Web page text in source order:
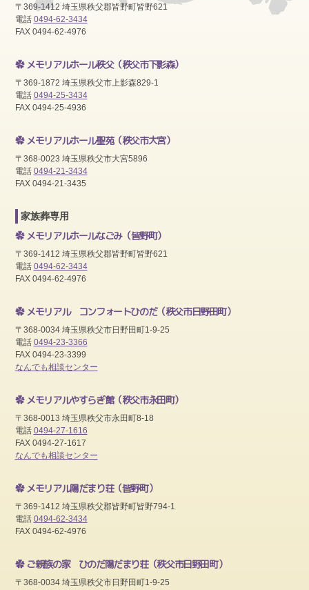
〒369-1412 埼玉県秩父郡皆野町皆野621
電話 0494-62-3434
FAX 0494-62-4976
メモリアルホール秩父（秩父市下影森）
〒369-1872 埼玉県秩父市上影森829-1
電話 0494-25-3434
FAX 0494-25-4936
メモリアルホール聖苑（秩父市大宮）
〒368-0023 埼玉県秩父市大宮5896
電話 0494-21-3434
FAX 0494-21-3435
家族葬専用
メモリアルホールなごみ（皆野町）
〒369-1412 埼玉県秩父郡皆野町皆野621
電話 0494-62-3434
FAX 0494-62-4976
メモリアル コンフォートひのだ（秩父市日野田町）
〒368-0034 埼玉県秩父市日野田町1-9-25
電話 0494-23-3366
FAX 0494-23-3399
なんでも相談センター
メモリアルやすらぎ館（秩父市永田町）
〒368-0013 埼玉県秩父市永田町8-18
電話 0494-27-1616
FAX 0494-27-1617
なんでも相談センター
メモリアル陽だまり荘（皆野町）
〒369-1412 埼玉県秩父郡皆野町皆野794-1
電話 0494-62-3434
FAX 0494-62-4976
ご親族の家 ひのだ陽だまり荘（秩父市日野田町）
〒368-0034 埼玉県秩父市日野田町1-9-25